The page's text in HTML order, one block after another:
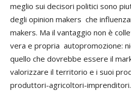
meglio sui decisori politici sono
degli opinion makers che
makers. Ma il vantaggio non è
vera e propria autopromozione:
quello che dovrebbe essere il
valorizzare il territorio e i suoi
produttori-agricoltori-imprenditori.